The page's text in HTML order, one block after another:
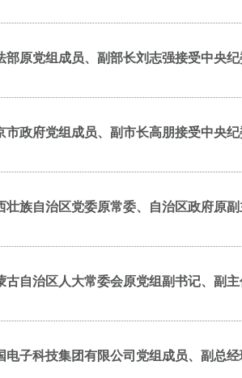
部原党组成员、副部长刘志强接受中央
市政府党组成员、副市长高朋接受中央
壮族自治区党委原常委、自治区政府原
古自治区人大常委会原党组副书记、副
电子科技集团有限公司党组成员、副总